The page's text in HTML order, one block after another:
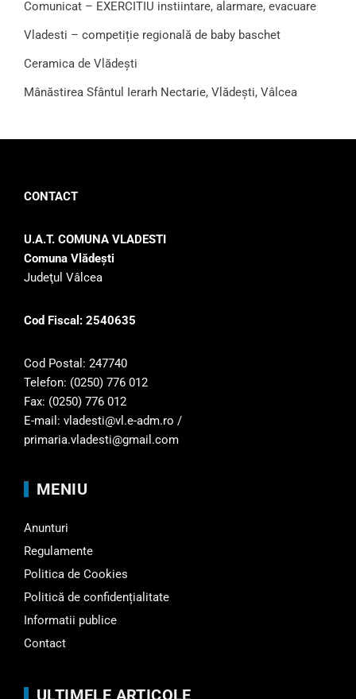
Comunicat – EXERCITIU instiintare, alarmare, evacuare
Vladesti – competiție regională de baby baschet
Ceramica de Vlădești
Mânăstirea Sfântul Ierarh Nectarie, Vlădești, Vâlcea
CONTACT
U.A.T. COMUNA VLADESTI
Comuna Vlădeşti
Judeţul Vâlcea
Cod Fiscal: 2540635
Cod Postal: 247740
Telefon: (0250) 776 012
Fax: (0250) 776 012
E-mail: vladesti@vl.e-adm.ro /
primaria.vladesti@gmail.com
MENIU
Anunturi
Regulamente
Politica de Cookies
Politică de confidențialitate
Informatii publice
Contact
ULTIMELE ARTICOLE